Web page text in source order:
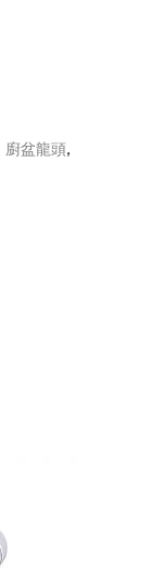
廚盆龍頭,